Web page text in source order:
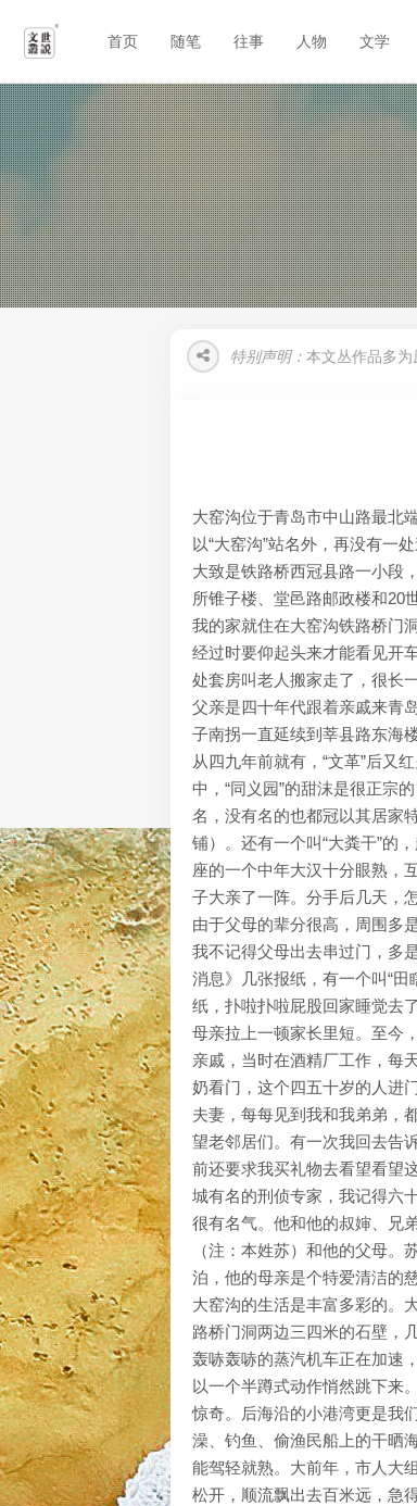
首页 随笔 往事 人物 文学
特别声明： 本文丛作品多为
大窑沟位于青岛市中山路最北
以“大窑沟”站名外，再没有一
大致是铁路桥西冠县路一小段
所锥子楼、堂邑路邮政楼和20
我的家就住在大窑沟铁路桥门
经过时要仰起头来才能看见开
处套房叫老人搬家走了，很长
父亲是四十年代跟着亲戚来青
子南拐一直延续到莘县路东海
从四九年前就有，“文革”后又
中，“同义园”的甜沫是很正宗
名，没有名的也都冠以其居家
铺）。还有一个叫“大粪干”的
座的一个中年大汉十分眼熟，
子大亲了一阵。分手后几天，
由于父母的辈分很高，周围多
我不记得父母出去串过门，多
消息》几张报纸，有一个叫“
纸，扑啦扑啦屁股回家睡觉去
母亲拉上一顿家长里短。至今
亲戚，当时在酒精厂工作，每
奶看门，这个四五十岁的人进
夫妻，每每见到我和我弟弟，
望老邻居们。有一次我回去告
前还要求我买礼物去看望看望
城有名的刑侦专家，我记得六
很有名气。他和他的叔婶、兄
（注：本姓苏）和他的父母
泊，他的母亲是个特爱清洁的
大窑沟的生活是丰富多彩的。
路桥门洞两边三四米的石壁，
轰哧轰哧的蒸汽机车正在加速
以一个半蹲式动作悄然跳下来
惊奇。后海沿的小港湾更是我
澡、钓鱼、偷渔民船上的干晒
能驾轻就熟。大前年，市人大
松开，顺流飘出去百米远，急